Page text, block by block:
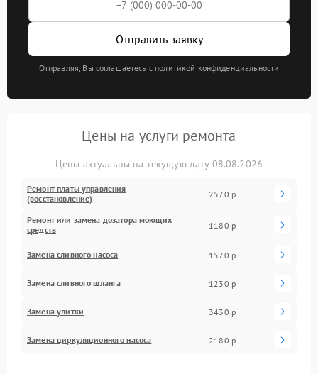
Отправить заявку
Отправляя, Вы соглашаетесь с политикой конфиденциальности
Цены на услуги ремонта
Цены актуальны на текущую дату 08.08.2026
Ремонт платы управления
(восстановление)
2570 р
Ремонт или замена дозатора моющих
средств
1180 р
Замена сливного насоса 1570 р
Замена сливного шланга 1230 р
Замена улитки 3430 р
Замена циркуляционного насоса 2180 р